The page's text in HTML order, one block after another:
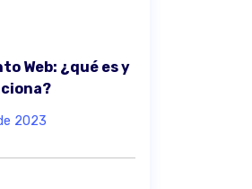
Web: ¿qué es y
2023